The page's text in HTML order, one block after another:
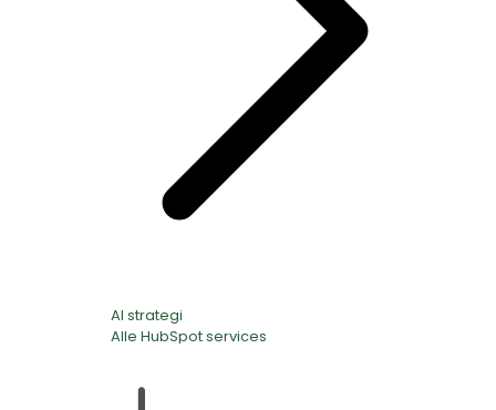
AI strategi
Alle HubSpot services